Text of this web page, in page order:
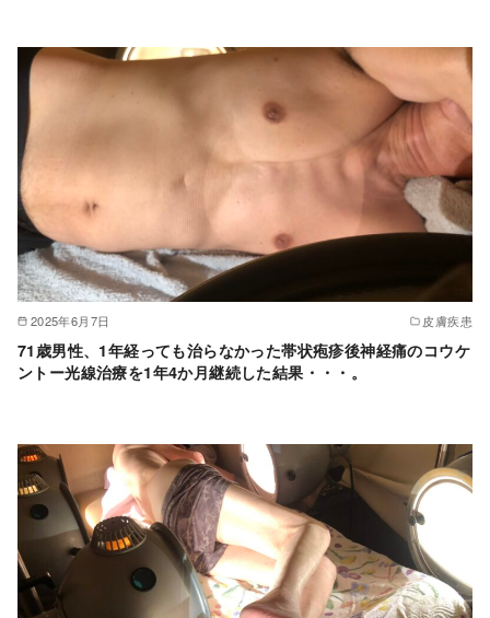
2025年6月7日 皮膚疾患
71歳男性、1年経っても治らなかった帯状疱疹後神経痛のコウケ
ントー光線治療を1年4か月継続した結果・・・。